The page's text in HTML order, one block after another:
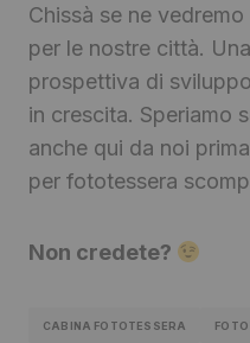
Chissà se ne
per le nostre città.
prospettiva di
in crescita. Speriamo
anche qui da noi
per fototessera
Non credete?
CABINA FOTOTESSERA